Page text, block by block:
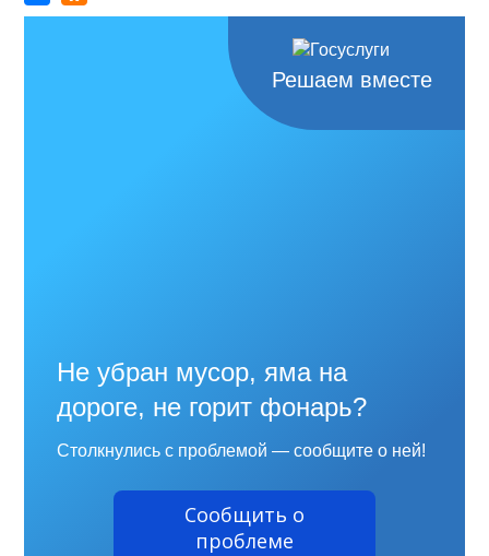
Решаем вместе
Не убран мусор, яма на
дороге, не горит фонарь?
Столкнулись с проблемой — сообщите о ней!
Сообщить о
проблеме